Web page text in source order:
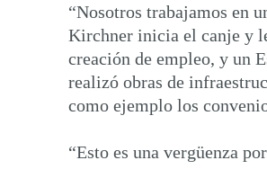
“Nosotros trabajamos en
Kirchner inicia el canje y
creación de empleo, y un
realizó obras de
como ejemplo los
“Esto es una vergüenza